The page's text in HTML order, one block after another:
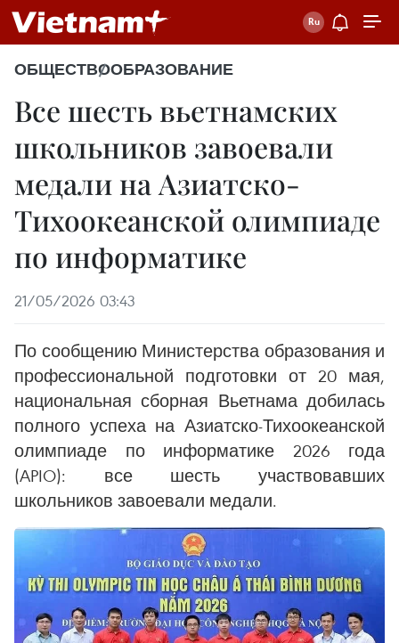
ОБЩЕСТВООБРАЗОВАНИЕ
Все шесть вьетнамских
школьников завоевали
медали на Азиатско-
Тихоокеанской олимпиаде
по информатике
21/05/2026 03:43
По сообщению Министерства образования и
профессиональной подготовки от 20 мая,
национальная сборная Вьетнама добилась
полного успеха на Азиатско-Тихоокеанской
олимпиаде по информатике 2026 года
(APIO): все шесть участвовавших
школьников завоевали медали.